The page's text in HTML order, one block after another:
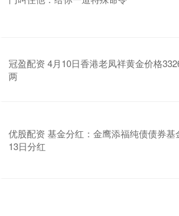
冠盈配资 4月10日香港老凤祥黄金价格
两
优股配资 基金分红：金鹰添福纯债债券基
13日分红